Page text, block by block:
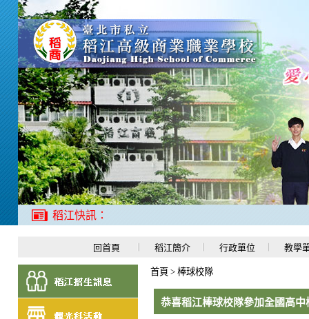
稻江快訊：
回首頁 稻江簡介 行政單位 教學
首頁 > 棒球校隊
恭喜稻江棒球校隊參加全國高